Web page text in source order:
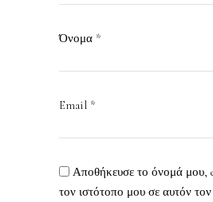
Όνομα *
Email *
Αποθήκευσε το όνομά μου,
τον ιστότοπο μου σε αυτόν